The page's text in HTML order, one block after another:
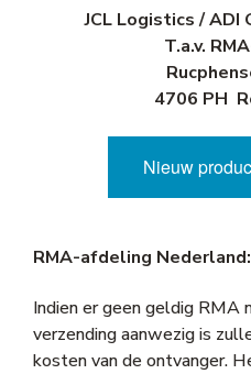
JCL Logistics /
T.a.v.
4706 PH
Nieuw
RMA-afdeling Nederland:
Indien er geen geldig RMA
verzending aanwezig is
kosten van de ontvanger.